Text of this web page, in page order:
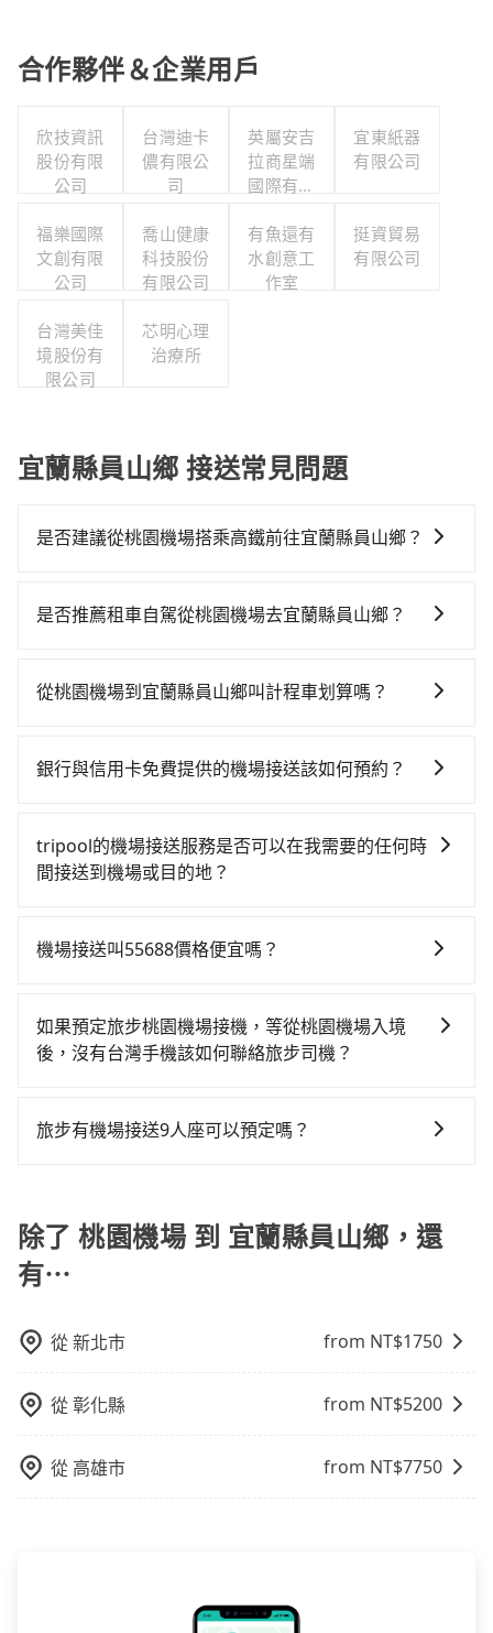
合作夥伴＆企業用戶
欣技資訊
股份有限
公司
台灣迪卡
儂有限公
司
英屬安吉
拉商星端
國際有限
分公司
宜東紙器
有限公司
福樂國際
文創有限
公司
喬山健康
科技股份
有限公司
有魚還有
水創意工
作室
挺資貿易
有限公司
台灣美佳
境股份有
限公司
芯明心理
治療所
宜蘭縣員山鄉 接送常見問題
是否建議從桃園機場搭乘高鐵前往宜蘭縣員山鄉？
費時、轉車麻煩！從最早06:49一直到23:24，桃園-南港
400元、車程約20分鐘。抵達高鐵站後，步行進站、現
票價200元，再用10分鐘出站、等待車站前排班的計程
共2小時24分鐘，假設一人獨行，交通費總計2,200元。
但如果全程使用tripool並到府專車接送，則僅需花費約
56分鐘在轉乘與等車上，現在還不馬上來預約tripool！
是否推薦租車自駕從桃園機場去宜蘭縣員山鄉？
時不需要閉目養神（因為要自己開車），最重要的是你
$115~205承租小轎車，每公里再額外加收$3.2，從桃園
返回），雖已將eTag和可能的每小時40元路邊停車費用
預估進去，但額外的汽車保險與可能的罰單都需自付。
數超過四位，更是沒有較大的七人座或九人座可供選
修理，每一次租車都好像在開樂透一樣。另外，偶爾也
會遇到明明已經預約了時間但上一位用戶卻遲遲尚未歸
雖然路邊隨租隨還看似方便，但實際使用時還是有其區
從桃園機場到宜蘭縣員山鄉叫計程車划算嗎？
灣大車隊、Uber、Line Taxi、Yoxi等，如果在路邊攔不
車看看。依照里程跳錶計算，價格約為2,660~3,200元
間，但如改預約tripool可省高達$1,100。但如果要考慮
的120倍。綜合以上，無論在價格或服務品質上，
銀行與信用卡免費提供的機場接送該如何預約？
您可與您的銀行或信用卡公司確認是否提供機場接送服
務，並根據各家信用公司要求的預定流程完成預定，完
可以聯繫銀行或信用卡公司的客服中心提供相關的協助
tripool的機場接送服務是否可以在我需要的任何時
間接送到機場或目的地？
務，我們就會在您指定的時間派遣司機前往服務。在用
機場接送叫55688價格便宜嗎？
55688、大都會、Yoxi、Uber等計程車，將乘客送到機
場後，勢必需要空車返回，這也是叫計程車送機費用居
要前往機場或被原本預約好的車輛放鳥。但反過來說，
如果預定旅步桃園機場接機，等從桃園機場入境
後，沒有台灣手機該如何聯絡旅步司機？
抵達桃園機場出關後，可以使用機場提供的免費Wi-Fi上
旅步有機場接送9人座可以預定嗎？
體驗。
除了 桃園機場 到 宜蘭縣員山鄉，還
有⋯
從新北市 from NT$1750
從彰化縣 from NT$5200
從 高雄市 from NT$7750